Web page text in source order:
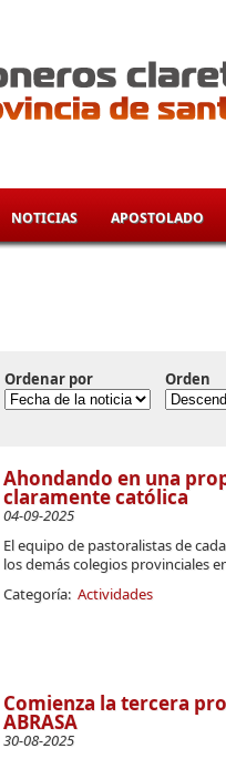
NOTICIAS APOSTOLADO
Ordenar por Orden
Ahondando en una
claramente católica
04-09-2025
El equipo de pastoralistas de
los demás colegios provinciales
Categoría: Actividades
Comienza la tercera
ABRASA
30-08-2025